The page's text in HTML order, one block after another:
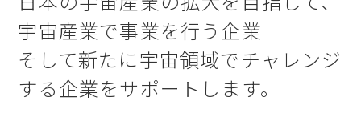
宇宙産業で事業を行う企業
そして新たに宇宙領域でチャレンジ
する企業をサポートします。